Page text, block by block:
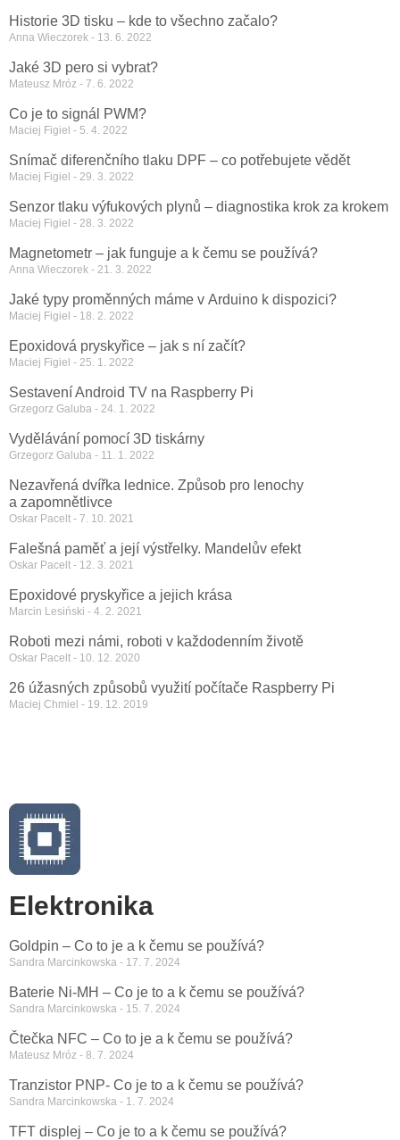
Historie 3D tisku – kde to všechno začalo?
Anna Wieczorek 13. 6. 2022
Jaké 3D pero si vybrat?
Mateusz Mróz 7. 6. 2022
Co je to signál PWM?
Maciej Figiel 5. 4. 2022
Snímač diferenčního tlaku DPF – co potřebujete vědět
Maciej Figiel 29. 3. 2022
Senzor tlaku výfukových plynů – diagnostika krok za krokem
Maciej Figiel 28. 3. 2022
Magnetometr – jak funguje a k čemu se používá?
Anna Wieczorek 21. 3. 2022
Jaké typy proměnných máme v Arduino k dispozici?
Maciej Figiel 18. 2. 2022
Epoxidová pryskyřice – jak s ní začít?
Maciej Figiel 25. 1. 2022
Sestavení Android TV na Raspberry Pi
Grzegorz Galuba 24. 1. 2022
Vydělávání pomocí 3D tiskárny
Grzegorz Galuba 11. 1. 2022
Nezavřená dvířka lednice. Způsob pro lenochy
a zapomnětlivce
Oskar Pacelt 7. 10. 2021
Falešná paměť a její výstřelky. Mandelův efekt
Oskar Pacelt 12. 3. 2021
Epoxidové pryskyřice a jejich krása
Marcin Lesiński 4. 2. 2021
Roboti mezi námi, roboti v každodenním životě
Oskar Pacelt 10. 12. 2020
26 úžasných způsobů využití počítače Raspberry Pi
Maciej Chmiel 19. 12. 2019
Elektronika
Goldpin – Co to je a k čemu se používá?
Sandra Marcinkowska 17. 7. 2024
Baterie Ni-MH – Co je to a k čemu se používá?
Sandra Marcinkowska 15. 7. 2024
Čtečka NFC – Co to je a k čemu se používá?
Mateusz Mróz 8. 7. 2024
Tranzistor PNP- Co je to a k čemu se používá?
Sandra Marcinkowska 1. 7. 2024
TFT displej – Co je to a k čemu se používá?